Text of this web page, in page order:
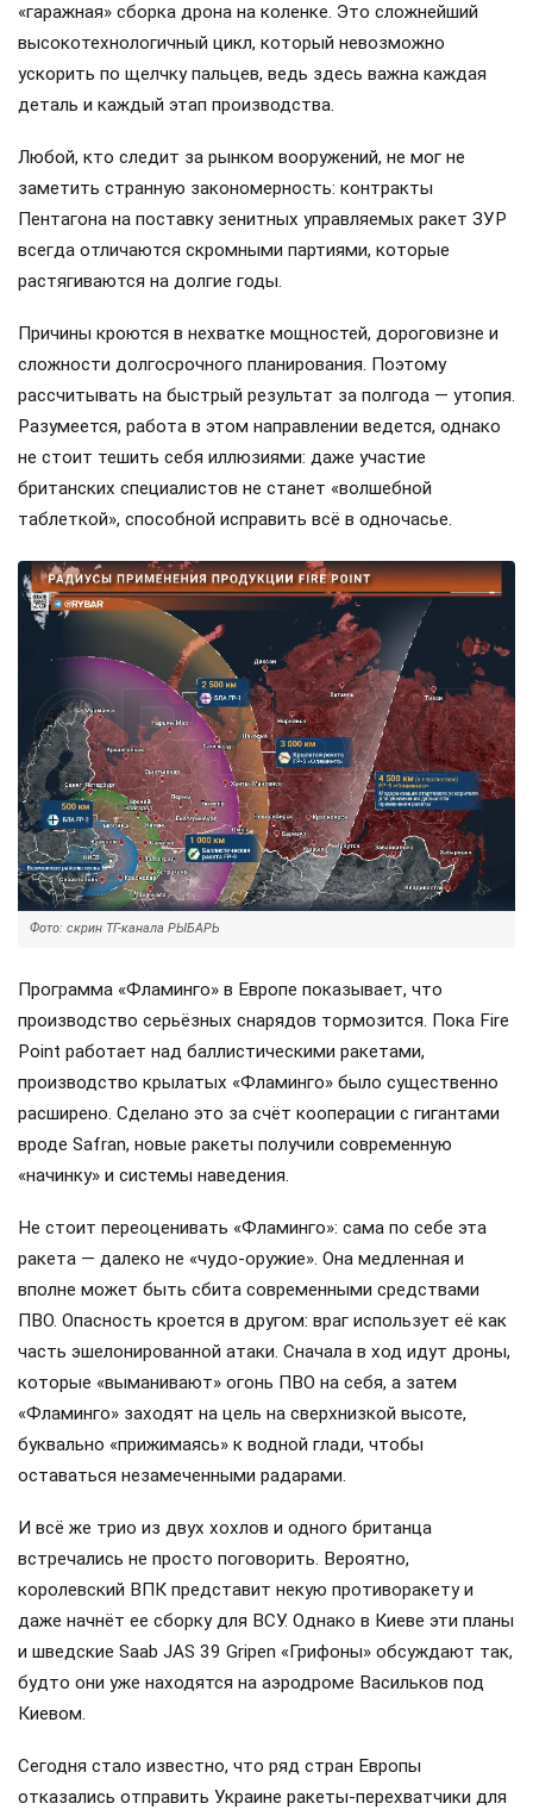
«гаражная» сборка дрона на коленке. Это сложнейший
высокотехнологичный цикл, который невозможно
ускорить по щелчку пальцев, ведь здесь важна каждая
деталь и каждый этап производства.
Любой, кто следит за рынком вооружений, не мог не
заметить странную закономерность: контракты
Пентагона на поставку зенитных управляемых ракет ЗУР
всегда отличаются скромными партиями, которые
растягиваются на долгие годы.
Причины кроются в нехватке мощностей, дороговизне и
сложности долгосрочного планирования. Поэтому
рассчитывать на быстрый результат за полгода — утопия.
Разумеется, работа в этом направлении ведется, однако
не стоит тешить себя иллюзиями: даже участие
британских специалистов не станет «волшебной
таблеткой», способной исправить всё в одночасье.
Фото: скрин ТГ-канала РЫБАРЬ
Программа «Фламинго» в Европе показывает, что
производство серьёзных снарядов тормозится. Пока Fire
Point работает над баллистическими ракетами,
производство крылатых «Фламинго» было существенно
расширено. Сделано это за счёт кооперации с гигантами
вроде Safran, новые ракеты получили современную
«начинку» и системы наведения.
Не стоит переоценивать «Фламинго»: сама по себе эта
ракета — далеко не «чудо-оружие». Она медленная и
вполне может быть сбита современными средствами
ПВО. Опасность кроется в другом: враг использует её как
часть эшелонированной атаки. Сначала в ход идут дроны,
которые «выманивают» огонь ПВО на себя, а затем
«Фламинго» заходят на цель на сверхнизкой высоте,
буквально «прижимаясь» к водной глади, чтобы
оставаться незамеченными радарами.
И всё же трио из двух хохлов и одного британца
встречались не просто поговорить. Вероятно,
королевский ВПК представит некую противоракету и
даже начнёт ее сборку для ВСУ. Однако в Киеве эти планы
и шведские Saab JAS 39 Gripen «Грифоны» обсуждают так,
будто они уже находятся на аэродроме Васильков под
Киевом.
Сегодня стало известно, что ряд стран Европы
отказались отправить Украине ракеты-перехватчики для